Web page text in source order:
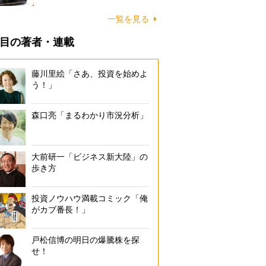
一覧を見る
の著者・連載
藤川里絵「さあ、投資を始めよ
う！」
森口亮「まるわかり市況分析」
大前研一「ビジネス新大陸」の
歩き方
投資ノウハウ満載コミック「俺
がカブ番長！」
戸松信博の明日の爆騰株を探
せ！